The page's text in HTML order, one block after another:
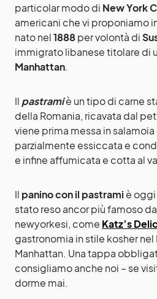
particolar modo di New York
americani che vi proponiamo
nato nel1888per volontà di
immigrato libanese titolare di
Manhattan.
Il pastramiè un tipo di carne
della Romania, ricavata dal
viene prima messa in
parzialmente essiccata e
e infine affumicata e cotta al
Il panino con il pastrami è oggi
stato reso ancor più famoso
newyorkesi, come Katz’s
gastronomia in stile kosher nel
Manhattan. Una tappa
consigliamo anche noi – se
dorme mai.